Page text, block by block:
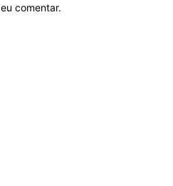
comentar.